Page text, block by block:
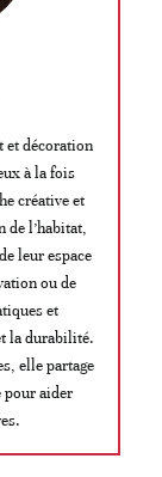
et décoration
à la fois
créative et
de l’habitat,
leur espace
ou de
et
la durabilité.
elle partage
pour aider